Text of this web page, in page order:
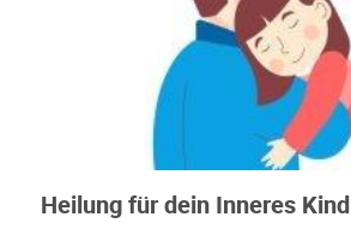
Heilung für dein Inneres Kind